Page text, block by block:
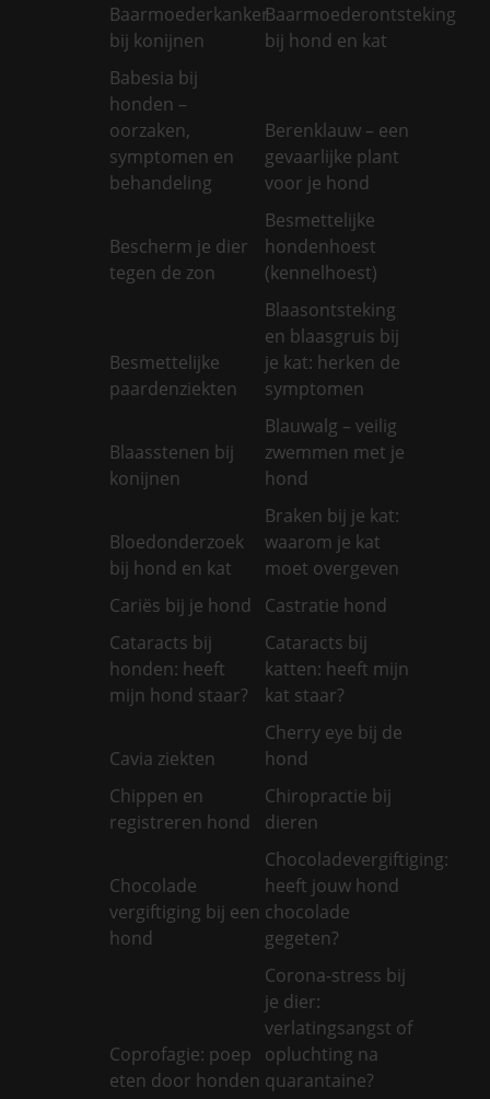
Baarmoederkanker
bij konijnen
Baarmoederontsteking
bij hond en kat
Babesia bij
honden –
oorzaken,
symptomen en
behandeling
Berenklauw – een
gevaarlijke plant
voor je hond
Bescherm je dier
tegen de zon
Besmettelijke
hondenhoest
(kennelhoest)
Besmettelijke
paardenziekten
Blaasontsteking
en blaasgruis bij
je kat: herken de
symptomen
Blaasstenen bij
konijnen
Blauwalg – veilig
zwemmen met je
hond
Bloedonderzoek
bij hond en kat
Braken bij je kat:
waarom je kat
moet overgeven
Cariës bij je hond
Castratie hond
Cataracts bij
honden: heeft
mijn hond staar?
Cataracts bij
katten: heeft mijn
kat staar?
Cavia ziekten
Cherry eye bij de
hond
Chippen en
registreren hond
Chiropractie bij
dieren
Chocolade
vergiftiging bij een
hond
Chocoladevergiftiging:
heeft jouw hond
chocolade
gegeten?
Coprofagie: poep
eten door honden
Corona-stress bij
je dier:
verlatingsangst of
opluchting na
quarantaine?